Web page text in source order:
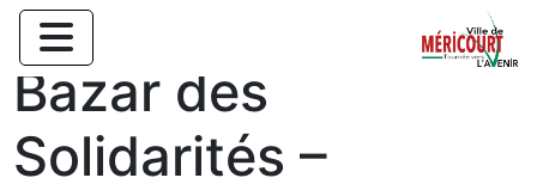
Bazar des
Solidarités –